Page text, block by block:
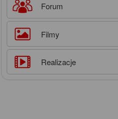
Forum
Filmy
Realizacje